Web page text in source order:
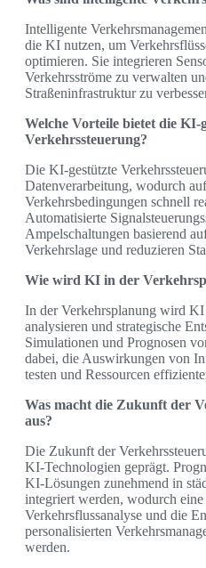
Intelligente
die KI nutzen, um
optimieren. Sie integrieren
Verkehrsströme zu verwalten
Straßeninfrastruktur zu
Welche Vorteile bietet die KI-
Verkehrssteuerung?
Die KI-gestützte
Datenverarbeitung, wodurch
Verkehrsbedingungen schnell
Automatisierte
Ampelschaltungen basierend
Verkehrslage und reduzieren
Wie wird KI in der
In der Verkehrsplanung wird KI
analysieren und strategische
Simulationen und Prognosen
dabei, die Auswirkungen von
testen und Ressourcen
Was macht die Zukunft der
aus?
Die Zukunft der
KI-Technologien geprägt.
KI-Lösungen zunehmend in
integriert werden, wodurch
Verkehrsflussanalyse und die
personalisierten
werden.